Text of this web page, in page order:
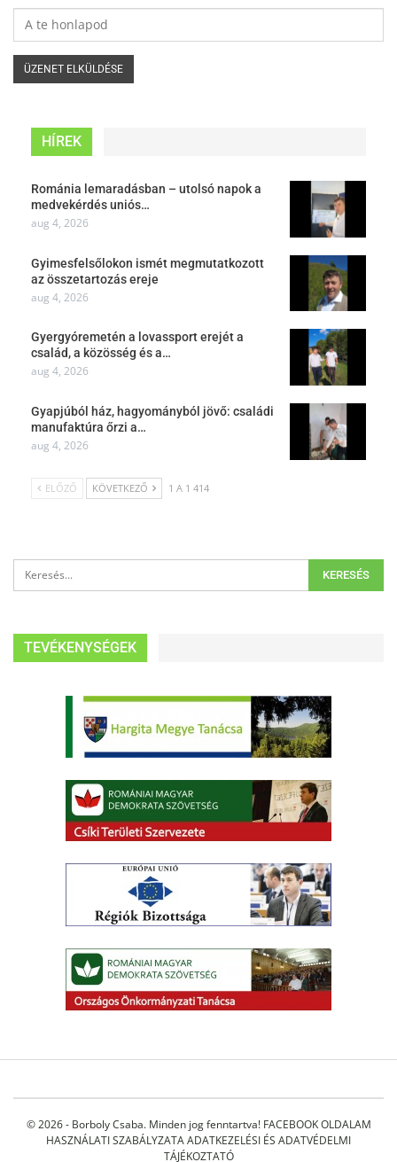
HÍREK
Románia lemaradásban – utolsó napok a
medvekérdés uniós…
aug 4, 2026
Gyimesfelsőlokon ismét megmutatkozott
az összetartozás ereje
aug 4, 2026
Gyergyóremetén a lovassport erejét a
család, a közösség és a…
aug 4, 2026
Gyapjúból ház, hagyományból jövő: családi
manufaktúra őrzi a…
aug 4, 2026
ELŐZŐ KÖVETKEZŐ 1 A 1 414
TEVÉKENYSÉGEK
© 2026 - Borboly Csaba. Minden jog fenntartva! FACEBOOK OLDALAM
HASZNÁLATI SZABÁLYZATAADATKEZELÉSI ÉS ADATVÉDELMI
TÁJÉKOZTATÓ